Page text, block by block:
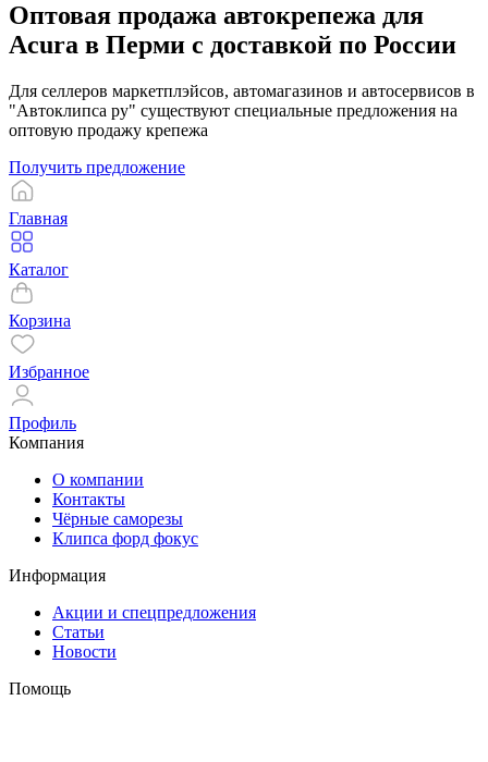
Оптовая продажа автокрепежа для
Acura в Перми с доставкой по России
Для селлеров маркетплэйсов, автомагазинов и автосервисов в
"Автоклипса ру" существуют специальные предложения на
оптовую продажу крепежа
Получить предложение
Главная
Каталог
Корзина
Избранное
Профиль
Компания
О компании
Контакты
Чёрные саморезы
Клипса форд фокус
Информация
Акции и спецпредложения
Статьи
Новости
Помощь